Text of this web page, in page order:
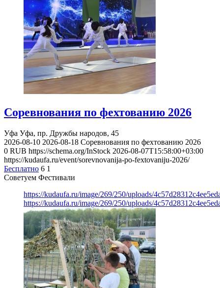
Соревнования по фехтованию 2026
Уфа Уфа, пр. Дружбы народов, 45
2026-08-10 2026-08-18 Соревнования по фехтованию 2026
0 RUB https://schema.org/InStock 2026-08-07T15:58:00+03:00
https://kudaufa.ru/event/sorevnovanija-po-fextovaniju-2026/
Бесплатно 6 1
Советуем Фестивали
https://kudaufa.ru/image/269/250/uploads/
https://kudaufa.ru/image/269/250/uploads/